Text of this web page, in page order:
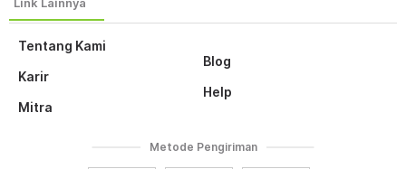
Tentang Kami
Karir
Mitra
Blog
Help
Metode Pengiriman